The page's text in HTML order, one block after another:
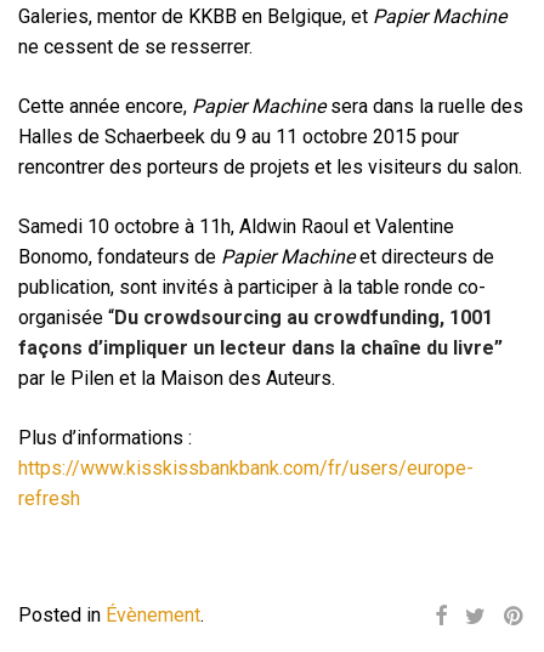
Galeries, mentor de KKBB en Belgique, et Papier Machine
ne cessent de se resserrer.
Cette année encore, Papier Machinesera dans la ruelle des
Halles de Schaerbeek du 9 au 11 octobre 2015 pour
rencontrer des porteurs de projets et les visiteurs du salon.
Samedi 10 octobre à 11h, Aldwin Raoul et Valentine
Bonomo, fondateurs de Papier Machineet directeurs de
publication, sont invités à participer à la table ronde co-
organisée “Du crowdsourcing au crowdfunding, 1001
façons d’impliquer un lecteur dans la chaîne du livre”
par le Pilen et la Maison des Auteurs.
Plus d’informations :
https://www.kisskissbankbank.com/fr/users/europe-
refresh
Posted in Évènement.